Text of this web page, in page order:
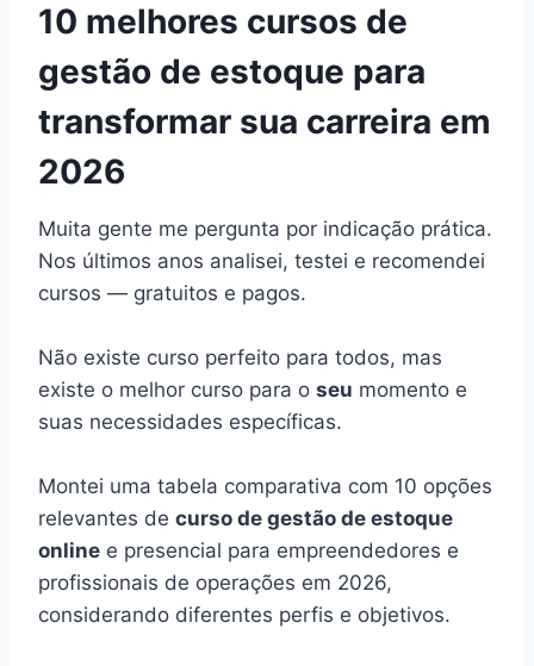
10 melhores cursos de
gestão de estoque para
transformar sua carreira em
2026
Muita gente me pergunta por indicação prática.
Nos últimos anos analisei, testei e recomendei
cursos — gratuitos e pagos.
Não existe curso perfeito para todos, mas
existe o melhor curso para o seu momento e
suas necessidades específicas.
Montei uma tabela comparativa com 10 opções
relevantes de curso de gestão de estoque
online e presencial para empreendedores e
profissionais de operações em 2026,
considerando diferentes perfis e objetivos.